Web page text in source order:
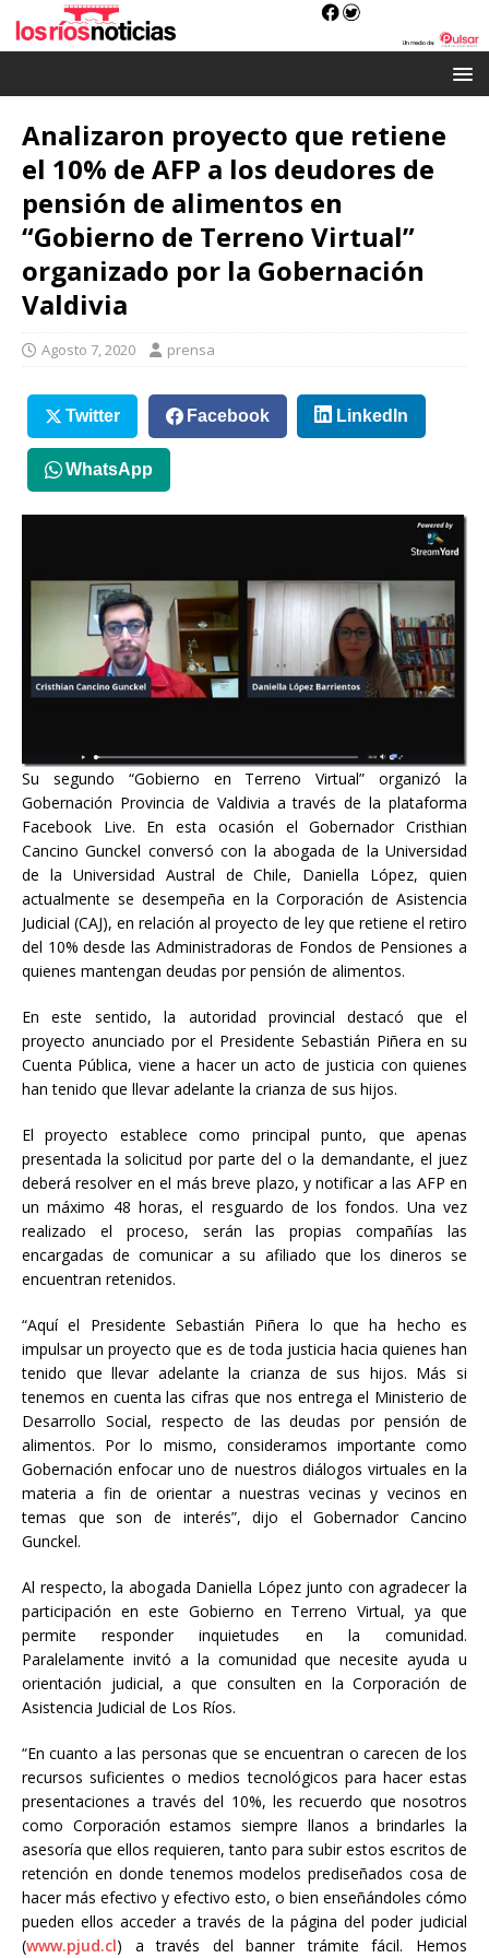
Analizaron proyecto que retiene
el 10% de AFP a los deudores de
pensión de alimentos en
“Gobierno de Terreno Virtual”
organizado por la Gobernación
Valdivia
Agosto 7, 2020 prensa
Twitter Facebook LinkedIn
WhatsApp
Su segundo “Gobierno en Terreno Virtual” organizó la
Gobernación Provincia de Valdivia a través de la plataforma
Facebook Live. En esta ocasión el Gobernador Cristhian
Cancino Gunckel conversó con la abogada de la Universidad
de la Universidad Austral de Chile, Daniella López, quien
actualmente se desempeña en la Corporación de Asistencia
Judicial (CAJ), en relación al proyecto de ley que retiene el retiro
del 10% desde las Administradoras de Fondos de Pensiones a
quienes mantengan deudas por pensión de alimentos.
En este sentido, la autoridad provincial destacó que el
proyecto anunciado por el Presidente Sebastián Piñera en su
Cuenta Pública, viene a hacer un acto de justicia con quienes
han tenido que llevar adelante la crianza de sus hijos.
El proyecto establece como principal punto, que apenas
presentada la solicitud por parte del o la demandante, el juez
deberá resolver en el más breve plazo, y notificar a las AFP en
un máximo 48 horas, el resguardo de los fondos. Una vez
realizado el proceso, serán las propias compañías las
encargadas de comunicar a su afiliado que los dineros se
encuentran retenidos.
“Aquí el Presidente Sebastián Piñera lo que ha hecho es
impulsar un proyecto que es de toda justicia hacia quienes han
tenido que llevar adelante la crianza de sus hijos. Más si
tenemos en cuenta las cifras que nos entrega el Ministerio de
Desarrollo Social, respecto de las deudas por pensión de
alimentos. Por lo mismo, consideramos importante como
Gobernación enfocar uno de nuestros diálogos virtuales en la
materia a fin de orientar a nuestras vecinas y vecinos en
temas que son de interés”, dijo el Gobernador Cancino
Gunckel.
Al respecto, la abogada Daniella López junto con agradecer la
participación en este Gobierno en Terreno Virtual, ya que
permite responder inquietudes en la comunidad.
Paralelamente invitó a la comunidad que necesite ayuda u
orientación judicial, a que consulten en la Corporación de
Asistencia Judicial de Los Ríos.
“En cuanto a las personas que se encuentran o carecen de los
recursos suficientes o medios tecnológicos para hacer estas
presentaciones a través del 10%, les recuerdo que nosotros
como Corporación estamos siempre llanos a brindarles la
asesoría que ellos requieren, tanto para subir estos escritos de
retención en donde tenemos modelos prediseñados cosa de
hacer más efectivo y efectivo esto, o bien enseñándoles cómo
pueden ellos acceder a través de la página del poder judicial
(www.pjud.cl) a través del banner trámite fácil. Hemos